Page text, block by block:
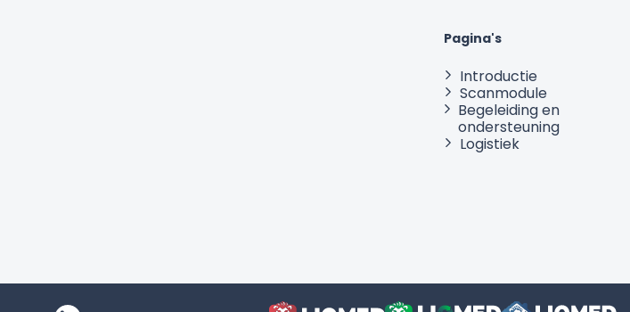
Pagina's
Introductie
Scanmodule
Begeleiding en
ondersteuning
Logistiek